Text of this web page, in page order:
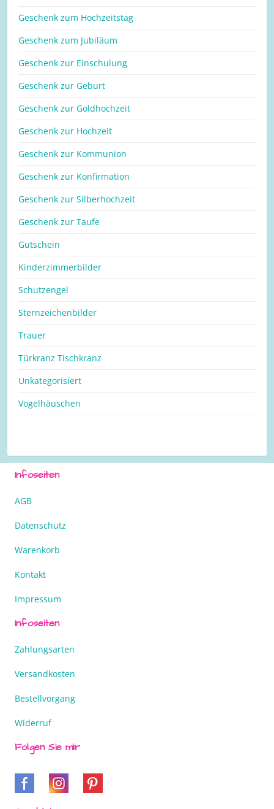
Geschenk zum Hochzeitstag
Geschenk zum Jubiläum
Geschenk zur Einschulung
Geschenk zur Geburt
Geschenk zur Goldhochzeit
Geschenk zur Hochzeit
Geschenk zur Kommunion
Geschenk zur Konfirmation
Geschenk zur Silberhochzeit
Geschenk zur Taufe
Gutschein
Kinderzimmerbilder
Schutzengel
Sternzeichenbilder
Trauer
Türkranz Tischkranz
Unkategorisiert
Vogelhäuschen
Infoseiten
AGB
Datenschutz
Warenkorb
Kontakt
Impressum
Infoseiten
Zahlungsarten
Versandkosten
Bestellvorgang
Widerruf
Folgen Sie mir